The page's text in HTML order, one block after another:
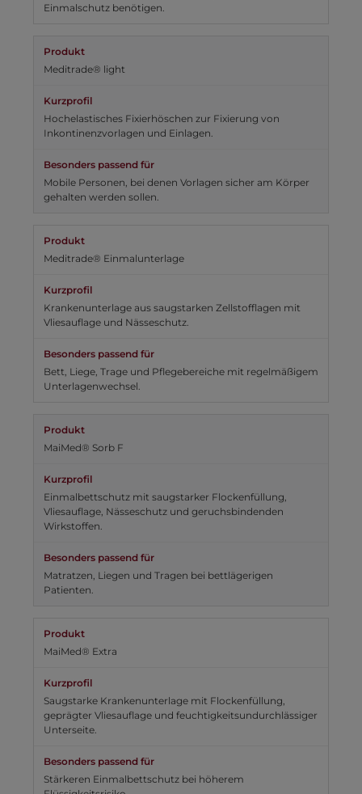
Einmalschutz benötigen.
Meditrade® light
Hochelastisches Fixierhöschen zur Fixierung von
Inkontinenzvorlagen und Einlagen.
Mobile Personen, bei denen Vorlagen sicher am Körper
gehalten werden sollen.
Meditrade® Einmalunterlage
Krankenunterlage aus saugstarken Zellstofflagen mit
Vliesauflage und Nässeschutz.
Bett, Liege, Trage und Pflegebereiche mit regelmäßigem
Unterlagenwechsel.
MaiMed® Sorb F
Einmalbettschutz mit saugstarker Flockenfüllung,
Vliesauflage, Nässeschutz und geruchsbindenden
Wirkstoffen.
Matratzen, Liegen und Tragen bei bettlägerigen
Patienten.
MaiMed® Extra
Saugstarke Krankenunterlage mit Flockenfüllung,
geprägter Vliesauflage und feuchtigkeitsundurchlässiger
Unterseite.
Stärkeren Einmalbettschutz bei höherem